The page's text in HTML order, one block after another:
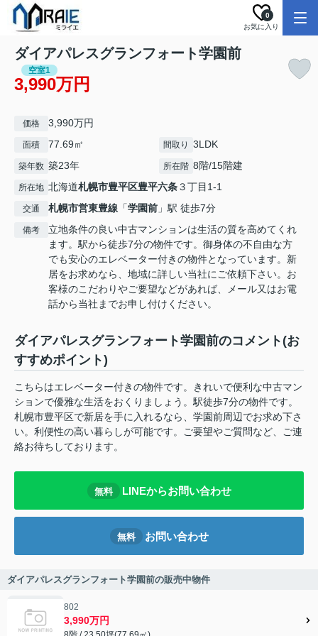
お気に入り
0
ダイアパレスグランフォート学園前
空室1
3,990万円
価格 3,990万円
面積 77.69㎡ 間取り 3LDK
築年数 築23年 所在階 8階/15階建
所在地 北海道札幌市豊平区豊平六条３丁目1-1
交通 札幌市営東豊線 「学園前 」駅 徒歩7分
備考
立地条件の良い中古マンションは生活の質を高めてくれ
ます。駅から徒歩7分の物件です。御身体の不自由な方
でも安心のエレベーター付きの物件となっています。新
居をお求めなら、地域に詳しい当社にご依頼下さい。お
客様のこだわりやご要望などがあれば、メール又はお電
話から当社までお申し付けください。
ダイアパレスグランフォート学園前のコメント(お
すすめポイント)
こちらはエレベーター付きの物件です。きれいで便利な中古マン
ションで優雅な生活をおくりましょう。駅徒歩7分の物件です。
札幌市豊平区で新居を手に入れるなら、学園前周辺でお求め下さ
い。利便性の高い暮らしが可能です。ご要望やご質問など、ご連
絡お待ちしております。
無料 LINEからお問い合わせ
無料 お問い合わせ
ダイアパレスグランフォート学園前の販売中物件
802
3,990万円